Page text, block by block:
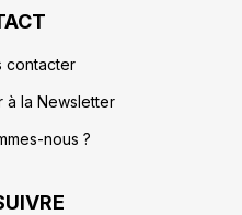
contacter
à la Newsletter
nous ?